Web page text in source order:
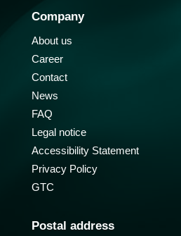
Company
About us
Career
Contact
News
FAQ
Legal notice
Accessibility Statement
Privacy Policy
GTC
Postal address